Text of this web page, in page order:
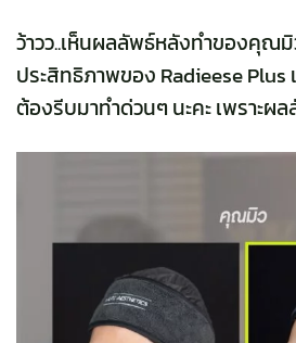
ว้าวว..เห็นผลลัพธ์หลังทำของคุณ
ประสิทธิภาพของ Radieese Plus
ต้องรีบมาทำด่วนๆ นะคะ เพราะ